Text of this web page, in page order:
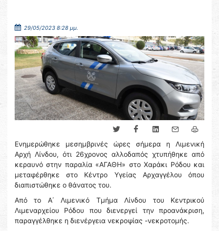
29/05/2023 8:28 μμ.
Ενημερώθηκε μεσημβρινές ώρες σήμερα η Λιμενική
Αρχή Λίνδου, ότι 26χρονος αλλοδαπός χτυπήθηκε από
κεραυνό στην παραλία «ΑΓΑΘΗ» στο Χαράκι Ρόδου και
μεταφέρθηκε στο Κέντρο Υγείας Αρχαγγέλου όπου
διαπιστώθηκε ο θάνατος του.
Από το Α΄ Λιμενικό Τμήμα Λίνδου του Κεντρικού
Λιμεναρχείου Ρόδου που διενεργεί την προανάκριση,
παραγγέλθηκε η διενέργεια νεκροψίας -νεκροτομής.